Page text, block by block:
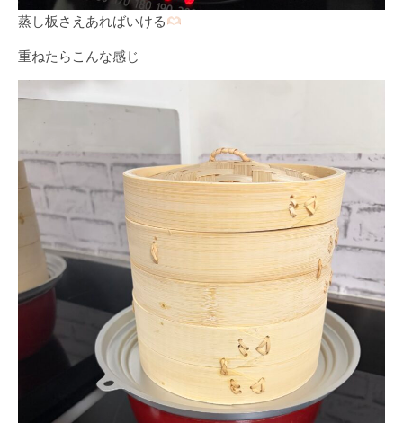
蒸し板さえあればいける
重ねたらこんな感じ